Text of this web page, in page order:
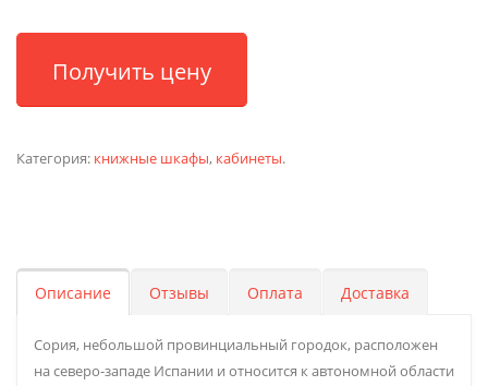
Получить цену
Категория: книжные шкафы, кабинеты.
Описание Отзывы Оплата Доставка
Сория, небольшой провинциальный городок, расположен
на северо-западе Испании и относится к автономной области